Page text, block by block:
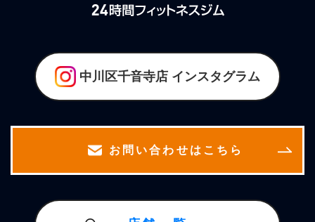
中川区千音寺店 インスタグラム
お問い合わせはこちら